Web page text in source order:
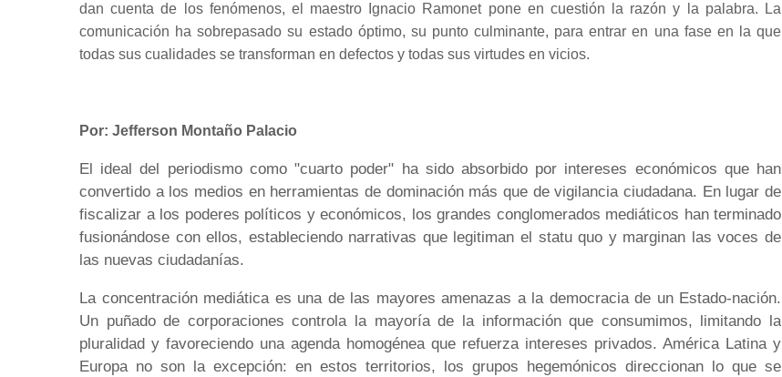
dan cuenta de los fenómenos, el maestro Ignacio Ramonet pone en cuestión la razón y la palabra. La
comunicación ha sobrepasado su estado óptimo, su punto culminante, para entrar en una fase en la que
todas sus cualidades se transforman en defectos y todas sus virtudes en vicios.
Por: Jefferson Montaño Palacio
El ideal del periodismo como "cuarto poder" ha sido absorbido por intereses económicos que han
convertido a los medios en herramientas de dominación más que de vigilancia ciudadana. En lugar de
fiscalizar a los poderes políticos y económicos, los grandes conglomerados mediáticos han terminado
fusionándose con ellos, estableciendo narrativas que legitiman el statu quo y marginan las voces de
las nuevas ciudadanías.
La concentración mediática es una de las mayores amenazas a la democracia de un Estado-nación.
Un puñado de corporaciones controla la mayoría de la información que consumimos, limitando la
pluralidad y favoreciendo una agenda homogénea que refuerza intereses privados. América Latina y
Europa no son la excepción: en estos territorios, los grupos hegemónicos direccionan lo que se